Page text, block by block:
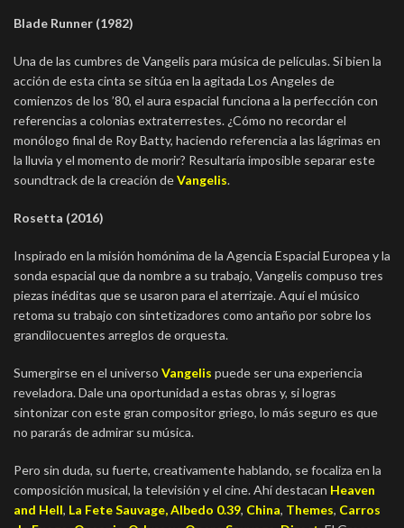
Blade Runner (1982)
Una de las cumbres de Vangelis para música de películas. Si bien la
acción de esta cinta se sitúa en la agitada Los Angeles de
comienzos de los ’80, el aura espacial funciona a la perfección con
referencias a colonias extraterrestes. ¿Cómo no recordar el
monólogo final de Roy Batty, haciendo referencia a las lágrimas en
la lluvia y el momento de morir? Resultaría imposible separar este
soundtrack de la creación deVangelis.
Rosetta (2016)
Inspirado en la misión homónima de la Agencia Espacial Europea y la
sonda espacial que da nombre a su trabajo, Vangelis compuso tres
piezas inéditas que se usaron para el aterrizaje. Aquí el músico
retoma su trabajo con sintetizadores como antaño por sobre los
grandilocuentes arreglos de orquesta.
Sumergirse en el universo Vangelis puede ser una experiencia
reveladora. Dale una oportunidad a estas obras y, si logras
sintonizar con este gran compositor griego, lo más seguro es que
no pararás de admirar su música.
Pero sin duda, su fuerte, creativamente hablando, se focaliza en la
composición musical, la televisión y el cine. Ahí destacan Heaven
and Hell, La Fete Sauvage,Albedo 0.39, China, Themes, Carros